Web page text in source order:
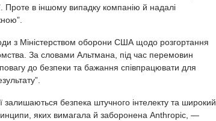
Проте в іншому випадку компанію й надалі
з Міністерством оборони США щодо розгортання
За словами Альтмана, під час перемовин
до безпеки та бажання співпрацювати для
залишаються безпека штучного інтелекту та широкий
яких вимагала й заборонена Anthropic , —